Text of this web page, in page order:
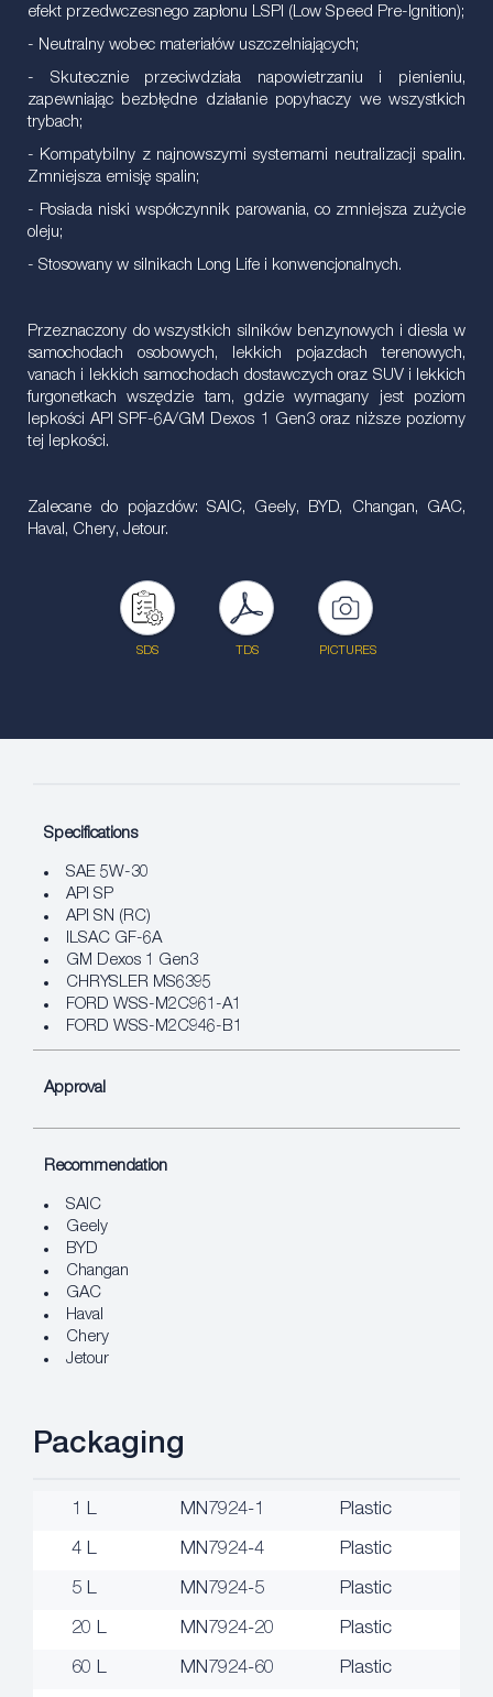
efekt przedwczesnego zapłonu LSPI (Low Speed Pre-Ignition);
- Neutralny wobec materiałów uszczelniających;
- Skutecznie przeciwdziała napowietrzaniu i pienieniu,
zapewniając bezbłędne działanie popyhaczy we wszystkich
trybach;
- Kompatybilny z najnowszymi systemami neutralizacji spalin.
Zmniejsza emisję spalin;
- Posiada niski współczynnik parowania, co zmniejsza zużycie
oleju;
- Stosowany w silnikach Long Life i konwencjonalnych.
Przeznaczony do wszystkich silników benzynowych i diesla w
samochodach osobowych, lekkich pojazdach terenowych,
vanach i lekkich samochodach dostawczych oraz SUV i lekkich
furgonetkach wszędzie tam, gdzie wymagany jest poziom
lepkości API SPF-6A/GM Dexos 1 Gen3 oraz niższe poziomy
tej lepkości.
Zalecane do pojazdów: SAIC, Geely, BYD, Changan, GAC,
Haval, Chery, Jetour.
SDS TDS PICTURES
Specifications
SAE 5W-30
API SP
API SN (RC)
ILSAC GF-6A
GM Dexos 1 Gen3
CHRYSLER MS6395
FORD WSS-M2C961-A1
FORD WSS-M2C946-B1
Approval
Recommendation
SAIC
Geely
BYD
Changan
GAC
Haval
Chery
Jetour
Packaging
1 L MN7924-1 Plastic
4 L MN7924-4 Plastic
5 L MN7924-5 Plastic
20 L MN7924-20 Plastic
60 L MN7924-60 Plastic